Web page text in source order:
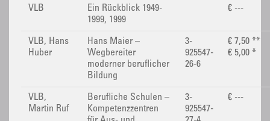
VLB
Ein Rückblick 1949-
1999, 1999
€ ---
VLB, Hans
Huber
Hans Maier –
Wegbereiter
moderner beruflicher
Bildung
3-
925547-
26-6
€ 7,50 **
€ 5,00 *
VLB,
Martin Ruf
Berufliche Schulen –
Kompetenzzentren
3-
925547-
€ ---